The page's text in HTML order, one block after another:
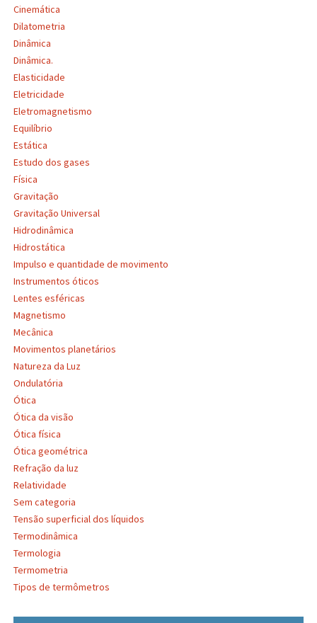
Cinemática
Dilatometria
Dinâmica
Dinâmica.
Elasticidade
Eletricidade
Eletromagnetismo
Equilíbrio
Estática
Estudo dos gases
Física
Gravitação
Gravitação Universal
Hidrodinâmica
Hidrostática
Impulso e quantidade de movimento
Instrumentos óticos
Lentes esféricas
Magnetismo
Mecânica
Movimentos planetários
Natureza da Luz
Ondulatória
Ótica
Ótica da visão
Ótica física
Ótica geométrica
Refração da luz
Relatividade
Sem categoria
Tensão superficial dos líquidos
Termodinâmica
Termologia
Termometria
Tipos de termômetros